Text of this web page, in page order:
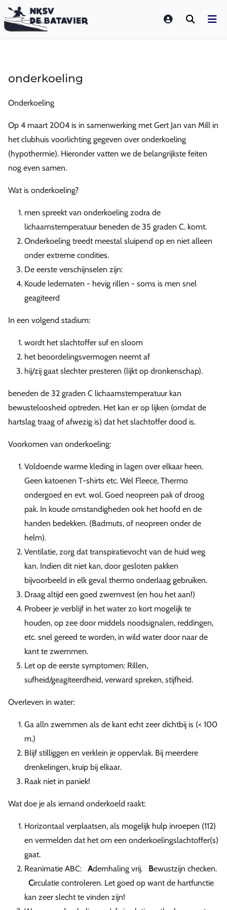
LOGIN
onderkoeling
Onderkoeling
Op 4 maart 2004 is in samenwerking met Gert Jan van Mill in
het clubhuis voorlichting gegeven over onderkoeling
(hypothermie). Hieronder vatten we de belangrijkste feiten
nog even samen.
Wat is onderkoeling?
men spreekt van onderkoeling zodra de
lichaamstemperatuur beneden de 35 graden C. komt.
Onderkoeling treedt meestal sluipend op en niet alleen
onder extreme condities.
De eerste verschijnselen zijn:
Koude ledematen - hevig rillen - soms is men snel
geagiteerd
In een volgend stadium:
wordt het slachtoffer suf en sloom
het beoordelingsvermogen neemt af
hij/zij gaat slechter presteren (lijkt op dronkenschap).
beneden de 32 graden C lichaamstemperatuur kan
bewusteloosheid optreden. Het kan er op lijken (omdat de
hartslag traag of afwezig is) dat het slachtoffer dood is.
Voorkomen van onderkoeling:
Voldoende warme kleding in lagen over elkaar heen.
Geen katoenen T-shirts etc. Wel Fleece, Thermo
ondergoed en evt. wol. Goed neopreen pak of droog
pak. In koude omstandigheden ook het hoofd en de
handen bedekken. (Badmuts, of neopreen onder de
helm).
Ventilatie, zorg dat transpiratievocht van de huid weg
kan. Indien dit niet kan, door gesloten pakken
bijvoorbeeld in elk geval thermo onderlaag gebruiken.
Draag altijd een goed zwemvest (en hou het aan!)
Probeer je verblijf in het water zo kort mogelijk te
houden, op zee door middels noodsignalen, reddingen,
etc. snel gereed te worden, in wild water door naar de
kant te zwemmen.
Let op de eerste symptomen: Rillen,
sufheid/geagiteerdheid, verward spreken, stijfheid.
Overleven in water:
Ga alln zwemmen als de kant echt zeer dichtbij is (< 100
m.)
Blijf stilliggen en verklein je oppervlak. Bij meerdere
drenkelingen, kruip bij elkaar.
Raak niet in paniek!
Wat doe je als iemand onderkoeld raakt:
Horizontaal verplaatsen, als mogelijk hulp inroepen (112)
en vermelden dat het om een onderkoelingslachtoffer(s)
gaat.
Reanimatie ABC: Ademhaling vrij. Bewustzijn checken.
Circulatie controleren. Let goed op want de hartfunctie
kan zeer slecht te vinden zijn!